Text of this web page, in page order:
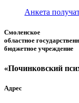
Анкета
Смоленское
областное
бюджетное учреждение
«Починковский
Адрес